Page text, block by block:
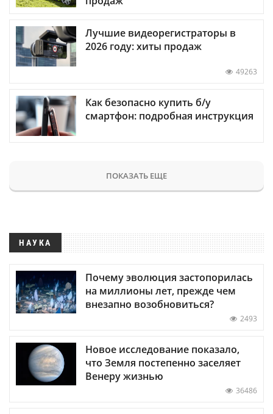
Лучшие видеорегистраторы в
2026 году: хиты продаж
49263
Как безопасно купить б/у
смартфон: подробная инструкция
ПОКАЗАТЬ ЕЩЕ
НАУКА
Почему эволюция застопорилась
на миллионы лет, прежде чем
внезапно возобновиться?
2493
Новое исследование показало,
что Земля постепенно заселяет
Венеру жизнью
36486